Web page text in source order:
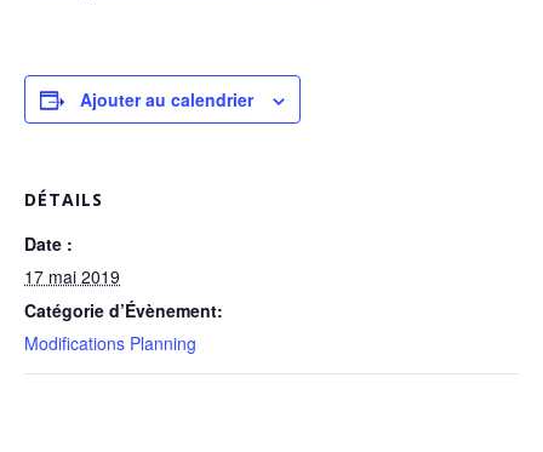
Ajouter au calendrier
DÉTAILS
Date :
17 mai 2019
Catégorie d’Évènement:
Modifications Planning